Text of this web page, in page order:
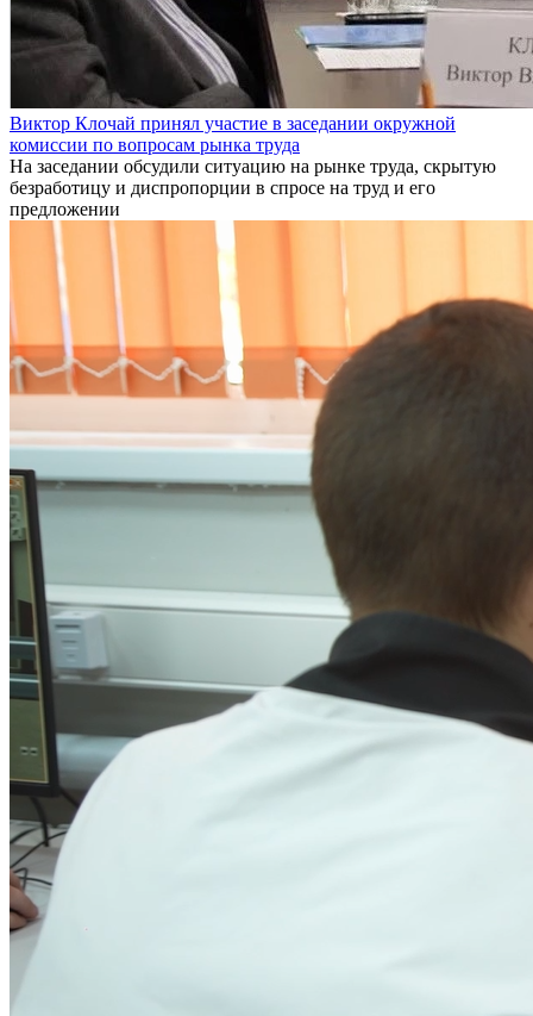
Виктор Клочай принял участие в заседании окружной
комиссии по вопросам рынка труда
На заседании обсудили ситуацию на рынке труда, скрытую
безработицу и диспропорции в спросе на труд и его
предложении